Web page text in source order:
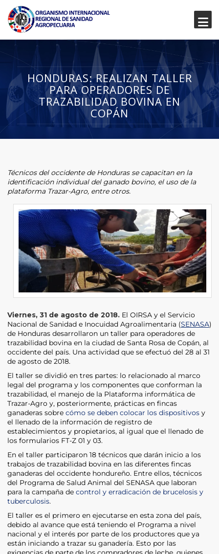
HONDURAS: REALIZAN TALLER
PARA OPERADORES DE
TRAZABILIDAD BOVINA EN
COPÁN
Técnicos del occidente de Honduras se capacitan en la
identificación individual del ganado bovino, el uso de la
plataforma Trazar-Agro, entre otros.
Viernes, 31 de agosto de 2018. El OIRSA y el Servicio
Nacional de Sanidad e Inocuidad Agroalimentaria (SENASA)
de Honduras desarrollaron un taller para operadores de
trazabilidad bovina en la ciudad de Santa Rosa de Copán, al
occidente del país. Una actividad que se efectuó del 28 al 31
de agosto de 2018.
El taller se dividió en tres partes: lo relacionado al marco
legal del programa y los componentes que conforman la
trazabilidad, el manejo de la Plataforma informática de
Trazar-Agro y, posteriormente, prácticas en fincas
ganaderas sobre cómo se deben colocar los dispositivos y
el llenado de la información de registro de
establecimientos y propietarios, al igual que el llenado de
los formularios FT-Z 01 y 03.
En el taller participaron 18 técnicos que darán inicio a los
trabajos de trazabilidad bovina en las diferentes fincas
ganaderas del occidente hondureño. Entre ellos, técnicos
del Programa de Salud Animal del SENASA que laboran
para la campaña de control y erradicación de brucelosis y
tuberculosis.
El taller es el primero en ejecutarse en esta zona del país,
debido al avance que está teniendo el Programa a nivel
nacional y el interés por parte de los productores que ya
están iniciando a trazar su ganadería. Esto por las